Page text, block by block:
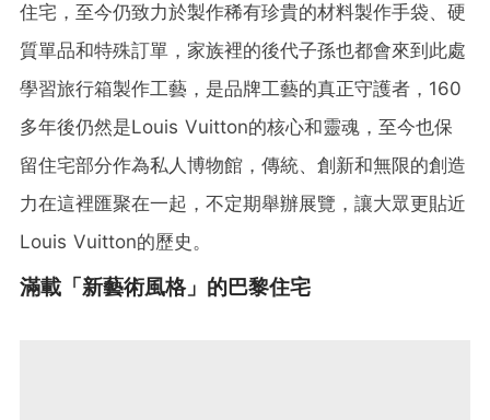
住宅，至今仍致力於製作稀有珍貴的材料製作手袋、硬
質單品和特殊訂單，家族裡的後代子孫也都會來到此處
學習旅行箱製作工藝，是品牌工藝的真正守護者，160
多年後仍然是Louis Vuitton的核心和靈魂，至今也保
留住宅部分作為私人博物館，傳統、創新和無限的創造
力在這裡匯聚在一起，不定期舉辦展覽，讓大眾更貼近
Louis Vuitton的歷史。
滿載「新藝術風格」的巴黎住宅